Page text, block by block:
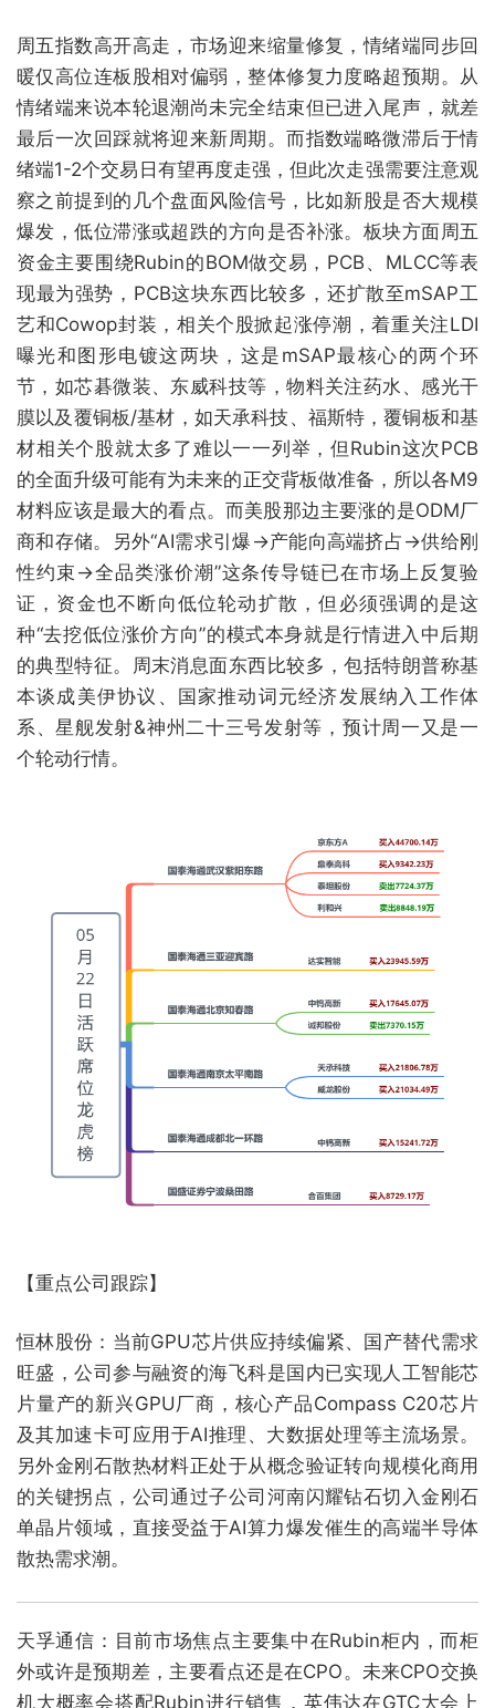
周五指数高开高走，市场迎来缩量修复，情绪端同步回
暖仅高位连板股相对偏弱，整体修复力度略超预期。从
情绪端来说本轮退潮尚未完全结束但已进入尾声，就差
最后一次回踩就将迎来新周期。而指数端略微滞后于情
绪端1-2个交易日有望再度走强，但此次走强需要注意观
察之前提到的几个盘面风险信号，比如新股是否大规模
爆发，低位滞涨或超跌的方向是否补涨。板块方面周五
资金主要围绕Rubin的BOM做交易，PCB、MLCC等表
现最为强势，PCB这块东西比较多，还扩散至mSAP工
艺和Cowop封装，相关个股掀起涨停潮，着重关注LDI
曝光和图形电镀这两块，这是mSAP最核心的两个环
节，如芯碁微装、东威科技等，物料关注药水、感光干
膜以及覆铜板/基材，如天承科技、福斯特，覆铜板和基
材相关个股就太多了难以一一列举，但Rubin这次PCB
的全面升级可能有为未来的正交背板做准备，所以各M9
材料应该是最大的看点。而美股那边主要涨的是ODM厂
商和存储。另外“AI需求引爆→产能向高端挤占→供给刚
性约束→全品类涨价潮”这条传导链已在市场上反复验
证，资金也不断向低位轮动扩散，但必须强调的是这
种“去挖低位涨价方向”的模式本身就是行情进入中后期
的典型特征。周末消息面东西比较多，包括特朗普称基
本谈成美伊协议、国家推动词元经济发展纳入工作体
系、星舰发射&神州二十三号发射等，预计周一又是一
个轮动行情。
【重点公司跟踪】
恒林股份：当前GPU芯片供应持续偏紧、国产替代需求
旺盛，公司参与融资的海飞科是国内已实现人工智能芯
片量产的新兴GPU厂商，核心产品Compass C20芯片
及其加速卡可应用于AI推理、大数据处理等主流场景。
另外金刚石散热材料正处于从概念验证转向规模化商用
的关键拐点，公司通过子公司河南闪耀钻石切入金刚石
单晶片领域，直接受益于AI算力爆发催生的高端半导体
散热需求潮。
天孚通信：目前市场焦点主要集中在Rubin柜内，而柜
外或许是预期差，主要看点还是在CPO。未来CPO交换
机大概率会搭配Rubin进行销售，英伟达在GTC大会上